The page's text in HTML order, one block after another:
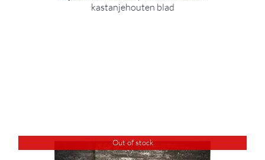
kastanjehouten blad
Out of stock